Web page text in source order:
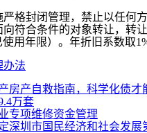
封闭管理，禁止以任何方
符合条件的对象转让，转
用年限）。年折旧系数取1%
办法
房产自救指南，科学化债才
万套
专项维修资金管理
深圳市国民经济和社会发展